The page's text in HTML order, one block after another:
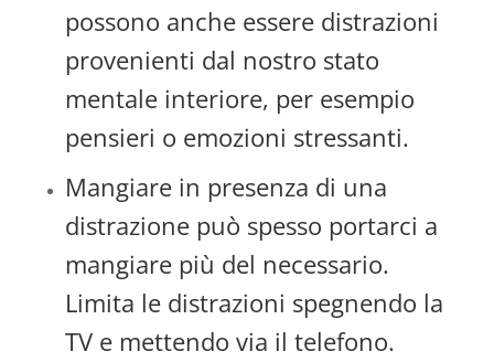
possono anche essere distrazioni
provenienti dal nostro stato
mentale interiore, per esempio
pensieri o emozioni stressanti.
Mangiare in presenza di una
distrazione può spesso portarci a
mangiare più del necessario.
Limita le distrazioni spegnendo la
TV e mettendo via il telefono.